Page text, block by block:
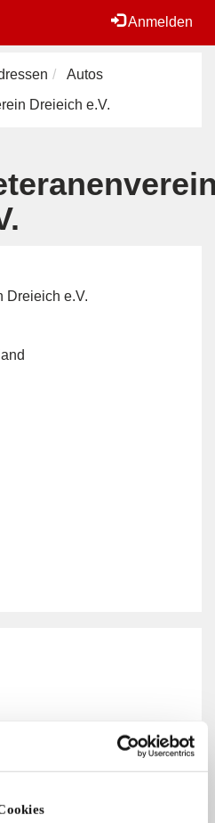
Anmelden
Autos
Dreieich e.V.
Dreieich e.V.